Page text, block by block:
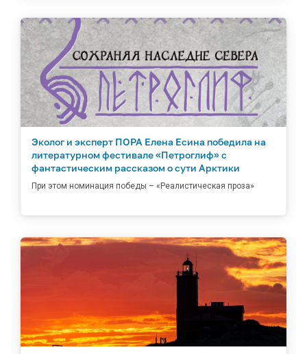
Эколог и эксперт ПОРА Елена Есина победила на
литературном фестивале «Петроглиф» с
фантастическим рассказом о сути Арктики
При этом номинация победы – «Реалистическая проза»